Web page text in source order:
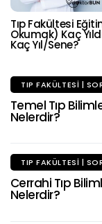
Tıp Fakültesi
Okumak) Kaç
Kaç Yıl/Sene?
TIP FAKÜLTESI |
Temel Tıp
Nelerdir?
TIP FAKÜLTESI |
Cerrahi Tıp
Nelerdir?